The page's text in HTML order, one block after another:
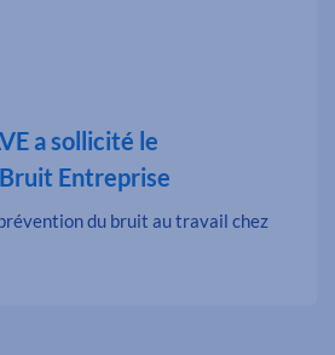
a sollicité le
Entreprise
du bruit au travail chez